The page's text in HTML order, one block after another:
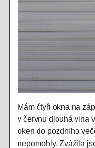
Mám čtyři okna na
v červnu dlouhá vlna
oken do pozdního
nepomohly. Zvážila